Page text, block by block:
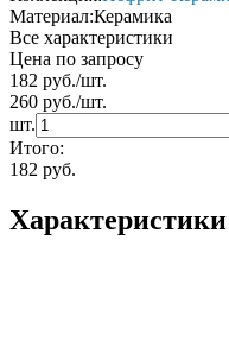
Материал:Керамика
Все характеристики
Цена по запросу
182 руб./шт.
260 руб./шт.
шт.
Итого:
182 руб.
Характеристики